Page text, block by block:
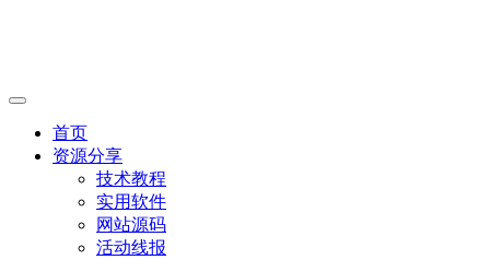
首页
资源分享
技术教程
实用软件
网站源码
活动线报